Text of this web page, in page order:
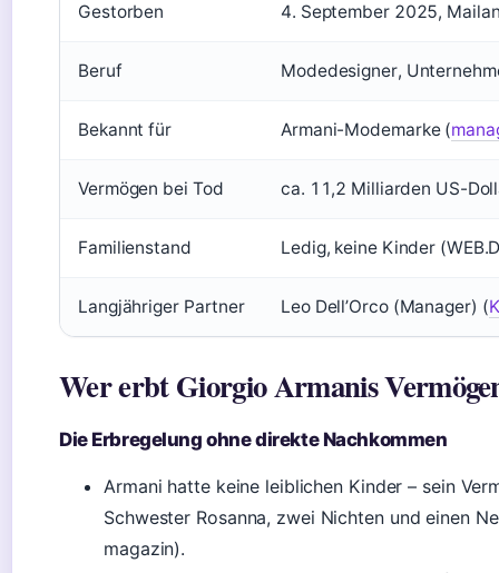
Gestorben 4. September 2025,
Beruf Modedesigner,
Bekannt für Armani-Modemarke (
Vermögen bei Tod ca. 11,2 Milliarden US-
Familienstand Ledig, keine Kinder
Langjähriger Partner Leo Dell’Orco (Manager) (
Wer erbt Giorgio Armanis
Die Erbregelung ohne direkte Nachkommen
Armani hatte keine leiblichen Kinder – sein
Schwester Rosanna, zwei Nichten und einen
magazin).